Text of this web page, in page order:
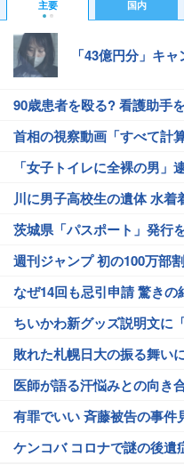
主要 国内
「43億円分」キ
90歳患者を殴る? 看護助手
首相の視察動画「すべて計算
「女子トイレに全裸の男」
川に男子高校生の遺体 水着
茨城県「パスポート」発行
週刊ジャンプ 初の100万部
なぜ14回も忌引申請 驚きの
ちいかわ新グッズ説明文に
敗れた札幌日大の振る舞い
医師が語る汗悩みとの向き
有罪でいい 斉藤被告の事件
ケンコバ コロナで謎の後遺